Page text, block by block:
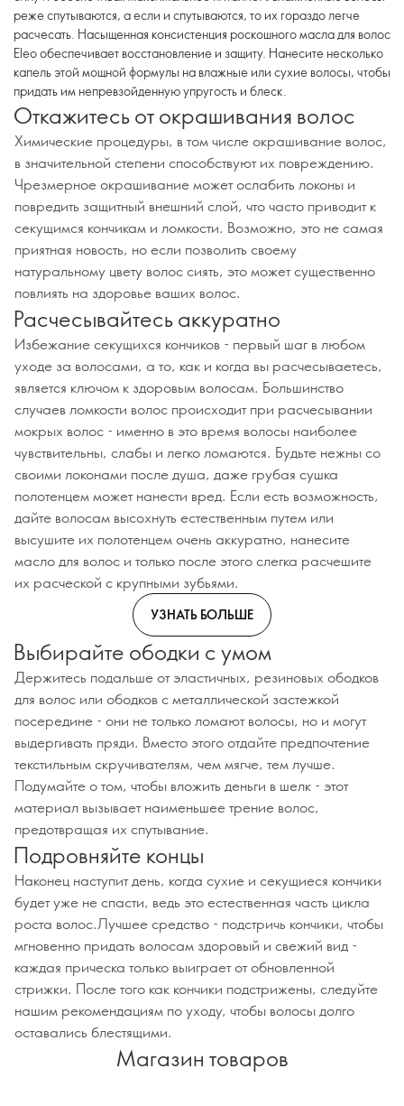
реже спутываются, а если и спутываются, то их гораздо легче
расчесать. Насыщенная консистенция роскошного масла для волос
Eleo обеспечивает восстановление и защиту. Нанесите несколько
капель этой мощной формулы на влажные или сухие волосы, чтобы
придать им непревзойденную упругость и блеск.
Откажитесь от окрашивания волос
Химические процедуры, в том числе окрашивание волос,
в значительной степени способствуют их повреждению.
Чрезмерное окрашивание может ослабить локоны и
повредить защитный внешний слой, что часто приводит к
секущимся кончикам и ломкости. Возможно, это не самая
приятная новость, но если позволить своему
натуральному цвету волос сиять, это может существенно
повлиять на здоровье ваших волос.
Расчесывайтесь аккуратно
Избежание секущихся кончиков - первый шаг в любом
уходе за волосами, а то, как и когда вы расчесываетесь,
является ключом к здоровым волосам. Большинство
случаев ломкости волос происходит при расчесывании
мокрых волос - именно в это время волосы наиболее
чувствительны, слабы и легко ломаются. Будьте нежны со
своими локонами после душа, даже грубая сушка
полотенцем может нанести вред. Если есть возможность,
дайте волосам высохнуть естественным путем или
высушите их полотенцем очень аккуратно, нанесите
масло для волос и только после этого слегка расчешите
их расческой с крупными зубьями.
УЗНАТЬ БОЛЬШЕ
Выбирайте ободки с умом
Держитесь подальше от эластичных, резиновых ободков
для волос или ободков с металлической застежкой
посередине - они не только ломают волосы, но и могут
выдергивать пряди. Вместо этого отдайте предпочтение
текстильным скручивателям, чем мягче, тем лучше.
Подумайте о том, чтобы вложить деньги в шелк - этот
материал вызывает наименьшее трение волос,
предотвращая их спутывание.
Подровняйте концы
Наконец наступит день, когда сухие и секущиеся кончики
будет уже не спасти, ведь это естественная часть цикла
роста волос.Лучшее средство - подстричь кончики, чтобы
мгновенно придать волосам здоровый и свежий вид -
каждая прическа только выиграет от обновленной
стрижки. После того как кончики подстрижены, следуйте
нашим рекомендациям по уходу, чтобы волосы долго
оставались блестящими.
Магазин товаров